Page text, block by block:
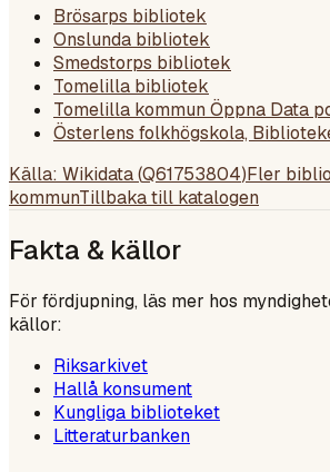
Brösarps bibliotek
Onslunda bibliotek
Smedstorps bibliotek
Tomelilla bibliotek
Tomelilla kommun Öppna Data
Österlens folkhögskola,
Källa: Wikidata (Q61753804)Fler
kommunTillbaka till katalogen
Fakta & källor
För fördjupning, läs mer hos
källor:
Riksarkivet
Hallå konsument
Kungliga biblioteket
Litteraturbanken